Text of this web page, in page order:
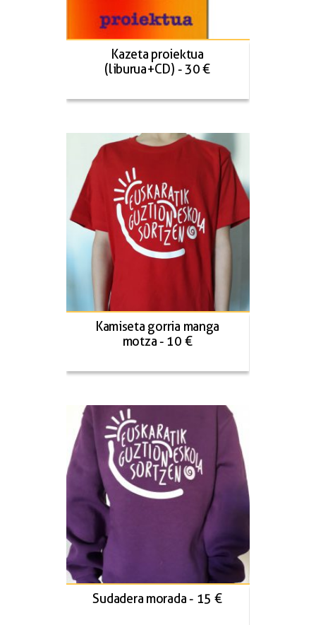
Kazeta proiektua
(liburua+CD) - 30 €
Kamiseta gorria manga
motza - 10 €
Sudadera morada - 15 €